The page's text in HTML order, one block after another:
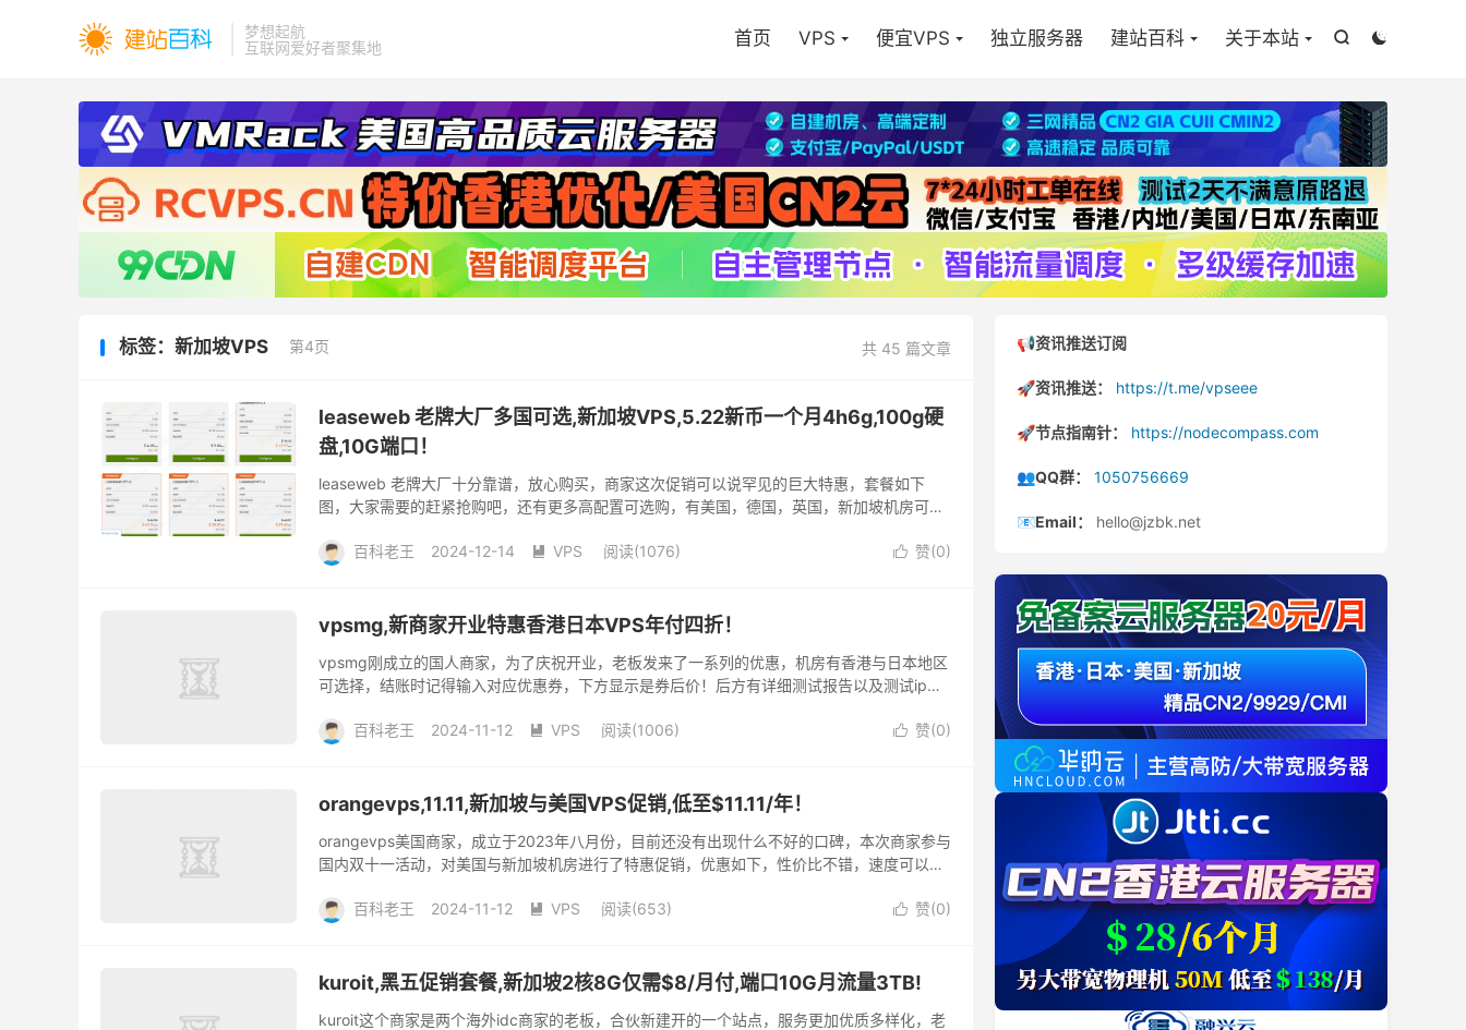
梦想起航
互联网爱好者聚集地


首页 VPS 便宜VPS 独立服务器 建站百科 关于本站
共 45 篇文章
标签：新加坡VPS 第4页
leaseweb 老牌大厂多国可选,新加坡VPS,5.22新币一个月4h6g,100g硬
盘,10G端口！
leaseweb 老牌大厂十分靠谱，放心购买，商家这次促销可以说罕见的巨大特惠，套餐如下
图，大家需要的赶紧抢购吧，还有更多高配置可选购，有美国，德国，英国，新加坡机房可
 赞(0)
百科老王 2024-12-14  VPS 阅读(1076)
vpsmg,新商家开业特惠香港日本VPS年付四折！
vpsmg刚成立的国人商家，为了庆祝开业，老板发来了一系列的优惠，机房有香港与日本地区
可选择，结账时记得输入对应优惠券，下方显示是券后价！后方有详细测试报告以及测试ip！
 赞(0)
百科老王 2024-11-12  VPS 阅读(1006)
orangevps,11.11,新加坡与美国VPS促销,低至$11.11/年！
orangevps美国商家，成立于2023年八月份，目前还没有出现什么不好的口碑，本次商家参与
国内双十一活动，对美国与新加坡机房进行了特惠促销，优惠如下，性价比不错，速度可以看
 赞(0)
百科老王 2024-11-12  VPS 阅读(653)
kuroit,黑五促销套餐,新加坡2核8G仅需$8/月付,端口10G月流量3TB!
kuroit这个商家是两个海外idc商家的老板，合伙新建开的一个站点，服务更加优质多样化，老
📢资讯推送订阅
🚀资讯推送： https://t.me/vpseee
🚀节点指南针： https://nodecompass.com
👥QQ群： 1050756669
📧Email： hello@jzbk.net